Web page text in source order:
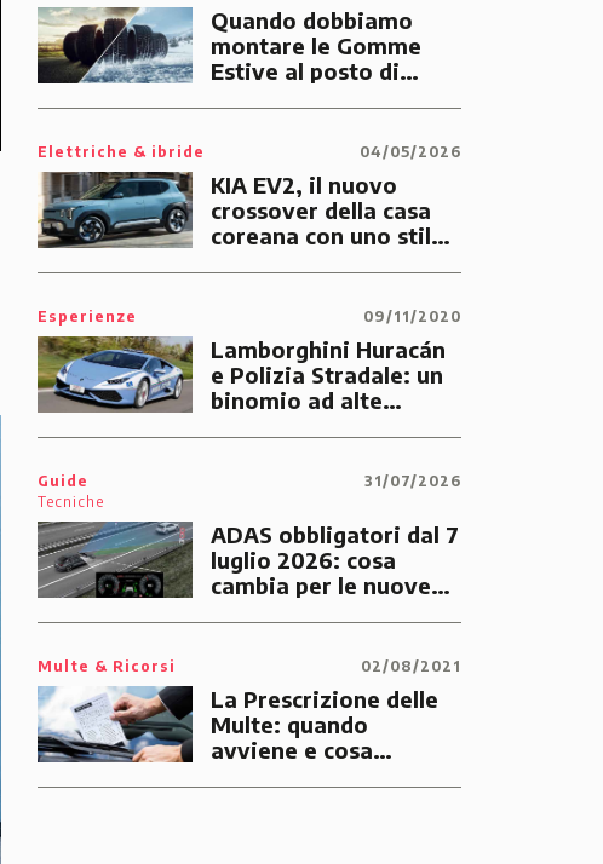
Quando dobbiamo
montare le Gomme
Estive al posto di
Elettriche & ibride 04/05/2026
KIA EV2, il nuovo
crossover della casa
coreana con uno stile
Esperienze 09/11/2020
Lamborghini Huracán
e Polizia Stradale: un
binomio ad alte
Guide
Tecniche
31/07/2026
ADAS obbligatori dal 7
luglio 2026: cosa
cambia per le nuove
Multe & Ricorsi 02/08/2021
La Prescrizione delle
Multe: quando
avviene e cosa